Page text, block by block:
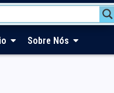
Sobre Nós